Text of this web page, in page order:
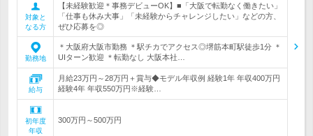
対象と
なる方
【未経験歓迎＊事務デビューOK】■「大阪で転勤なく働きたい」
「仕事も休み大事」「未経験からチャレンジしたい」などの方、
ぜひ応募を◎
勤務地
＊大阪府大阪市勤務 ＊駅チカでアクセス◎堺筋本町駅徒歩1分 ＊
UIターン歓迎 ＊転勤なし 大阪本社…
給与
月給23万円～28万円＋賞与◆モデル年収例 経験1年 年収400万円
経験4年 年収550万円※経験…
初年度
年収
300万円～500万円